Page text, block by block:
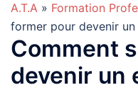
A.T.A » Formation
former pour devenir
Comment
devenir un